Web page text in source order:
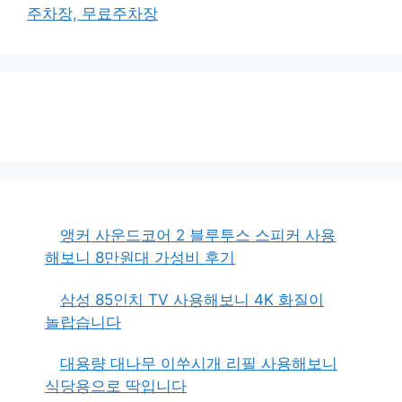
주차장, 무료주차장
앵커 사운드코어 2 블루투스 스피커 사용
해보니 8만원대 가성비 후기
삼성 85인치 TV 사용해보니 4K 화질이
놀랍습니다
대용량 대나무 이쑤시개 리필 사용해보니
식당용으로 딱입니다